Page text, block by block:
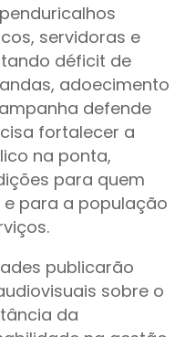
servidoras e
déficit de
adoecimento
defende
fortalecer a
na ponta,
para quem
para a população
publicarão
sobre o
da